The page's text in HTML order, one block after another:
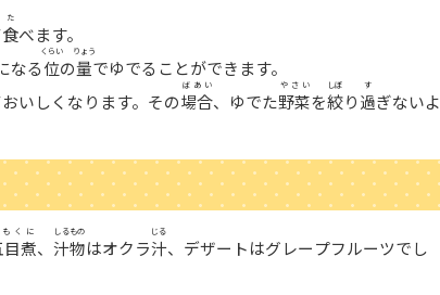
食
た
べます。
なる位
くらい
の量
りょう
でゆでることができます。
いしくなります。その場合
ばあい
、ゆでた野菜
やさい
を絞
しぼ
り過
す
ぎないよ
目煮
もくに
、 汁物
しるもの
はオクラ汁
じる
、デザートはグレープフルーツでし